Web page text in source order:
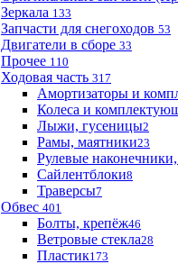
Зеркала 133
Запчасти для снегоходов 53
Двигатели в сборе 33
Прочее 110
Ходовая часть 317
Амортизаторы и
Колеса и
Лыжи, гусеницы2
Рамы, маятники23
Рулевые
Сайлентблоки8
Траверсы7
Обвес 401
Болты, крепёж46
Ветровые стекла28
Пластик173